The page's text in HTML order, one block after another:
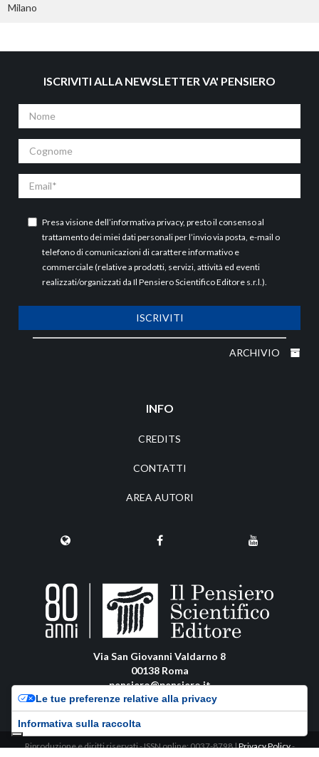
Milano
ISCRIVITI ALLA NEWSLETTER VA' PENSIERO
Nome
Cognome
Email
Presa visione dell’informativa privacy, presto il consenso al
trattamento dei miei dati personali per l’invio via posta, e-mail o
telefono di comunicazioni di carattere informativo e
commerciale (relative a prodotti, servizi, attività ed eventi
realizzati/organizzati da Il Pensiero Scientifico Editore s.r.l.).
ISCRIVITI
ARCHIVIO
INFO
CREDITS
CONTATTI
AREA AUTORI
Via San Giovanni Valdarno 8
00138 Roma
pensiero@pensiero.it
amministrazione@pec.pensiero.com
Riproduzione e diritti riservati - ISSN online: 0037-8798 |Privacy Policy-
Le tue preferenze relative alla privacy
Informativa sulla raccolta